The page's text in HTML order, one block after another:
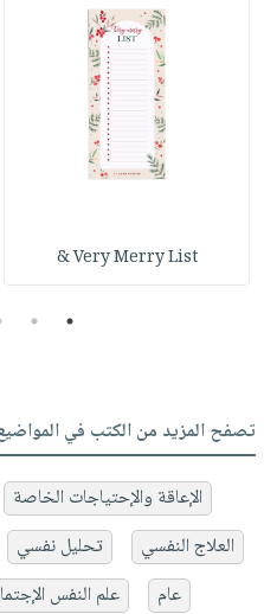
Very Merry List &
1
2
تصفح المزيد من الكتب في المواضيع
الإعاقة والإحتياجات الخاصة
العلاج النفسي
تحليل نفسي
عام
علم النفس